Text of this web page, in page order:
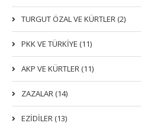
TURGUT ÖZAL VE KÜRTLER (2)
PKK VE TÜRKIYE (11)
AKP VE KÜRTLER (11)
ZAZALAR (14)
EZIDILER (13)